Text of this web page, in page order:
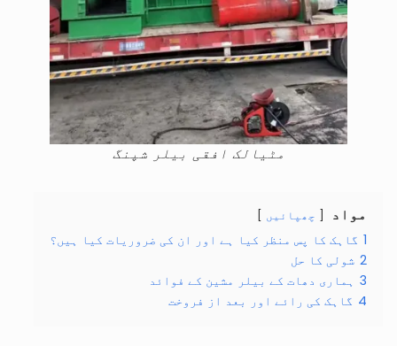
مٹیالک افقی بیلر شپنگ
مواد چھپائیں
1 گاہک کا پس منظر کیا ہے اور ان کی ضروریات کیا ہیں؟
2 شولی کا حل
3 ہماری دھات کے بیلر مشین کے فوائد
4 گاہک کی رائے اور بعد از فروخت